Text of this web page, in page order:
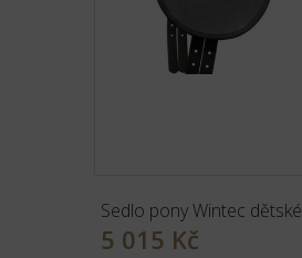
Sedlo pony Wintec dětské
5 015 Kč